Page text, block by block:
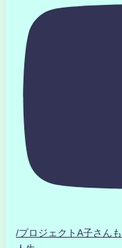
/プロジェクトA子さん